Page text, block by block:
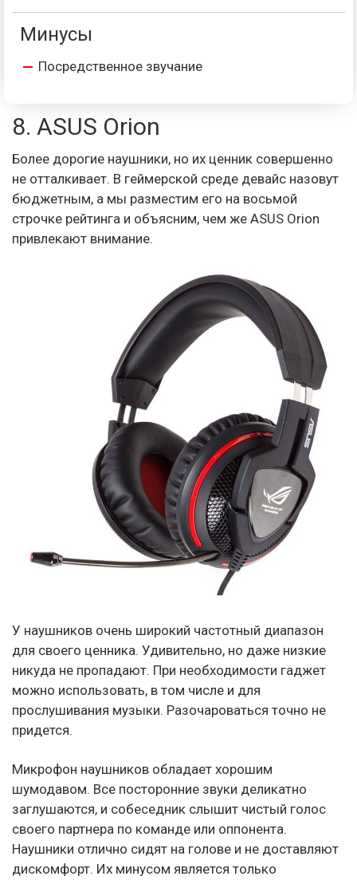
Минусы
Посредственное звучание
8. ASUS Orion
Более дорогие наушники, но их ценник совершенно
не отталкивает. В геймерской среде девайс назовут
бюджетным, а мы разместим его на восьмой
строчке рейтинга и объясним, чем же ASUS Orion
привлекают внимание.
У наушников очень широкий частотный диапазон
для своего ценника. Удивительно, но даже низкие
никуда не пропадают. При необходимости гаджет
можно использовать, в том числе и для
прослушивания музыки. Разочароваться точно не
придется.
Микрофон наушников обладает хорошим
шумодавом. Все посторонние звуки деликатно
заглушаются, и собеседник слышит чистый голос
своего партнера по команде или оппонента.
Наушники отлично сидят на голове и не доставляют
дискомфорт. Их минусом является только